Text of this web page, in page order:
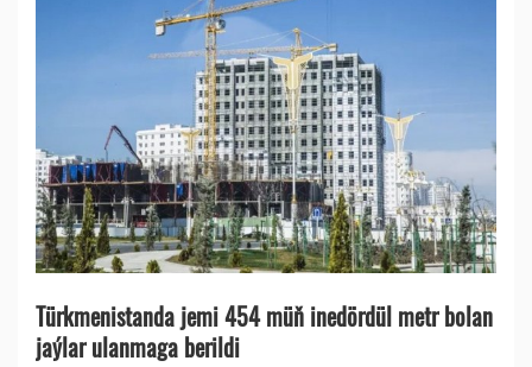
Türkmenistanda jemi 454 müň inedördül metr bolan
jaýlar ulanmaga berildi